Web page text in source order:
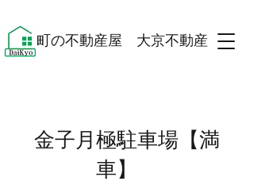
​町の不動産屋 大京不動産 ​
金子月極駐車場【満
車】